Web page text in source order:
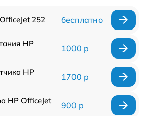
252 бесплатно
HP
1000 р
HP
1700 р
HP OfficeJet
900 р